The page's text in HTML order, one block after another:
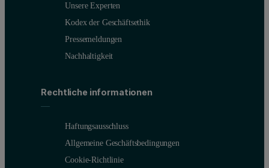
Unsere Experten
Kodex der Geschäftsethik
Pressemeldungen
Nachhaltigkeit
Rechtliche informationen
Haftungsausschluss
Allgemeine Geschäftsbedingungen
Cookie-Richtlinie